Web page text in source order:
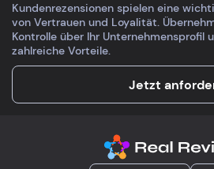
Kundenrezensionen spielen eine
von Vertrauen und Loyalität.
Kontrolle über Ihr Unternehmensprofil
zahlreiche Vorteile.
Jetzt